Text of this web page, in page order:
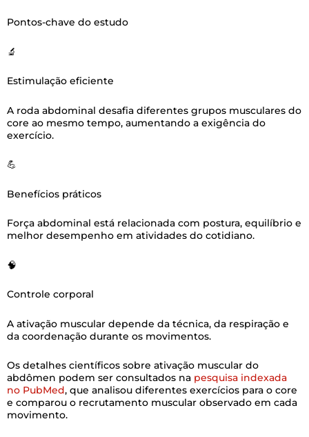
Pontos-chave do estudo
🔬
Estimulação eficiente
A roda abdominal desafia diferentes grupos musculares do
core ao mesmo tempo, aumentando a exigência do
exercício.
💪
Benefícios práticos
Força abdominal está relacionada com postura, equilíbrio e
melhor desempenho em atividades do cotidiano.
🧠
Controle corporal
A ativação muscular depende da técnica, da respiração e
da coordenação durante os movimentos.
Os detalhes científicos sobre ativação muscular do
abdômen podem ser consultados na pesquisa indexada
no PubMed, que analisou diferentes exercícios para o core
e comparou o recrutamento muscular observado em cada
movimento.